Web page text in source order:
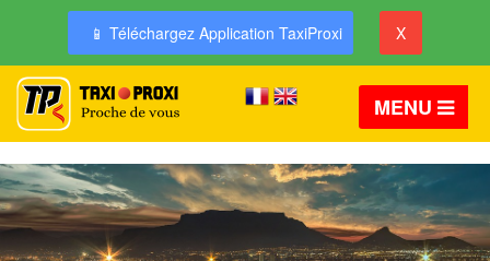
📱 Téléchargez Application TaxiProxi X
MENU